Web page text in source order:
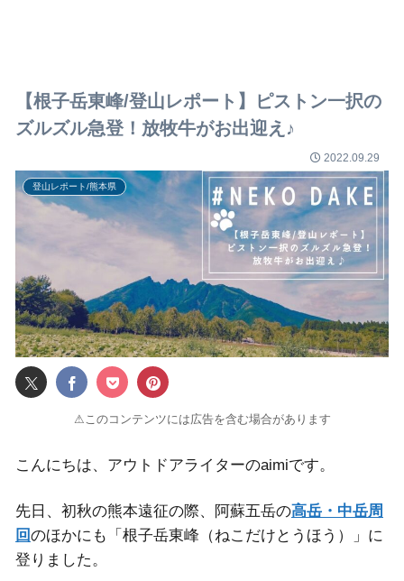
【根子岳東峰/登山レポート】ピストン一択の
ズルズル急登！放牧牛がお出迎え♪
2022.09.29
登山レポート/熊本県
⚠このコンテンツには広告を含む場合があります
こんにちは、アウトドアライターのaimiです。
先日、初秋の熊本遠征の際、阿蘇五岳の高岳・中岳周
回のほかにも「根子岳東峰（ねこだけとうほう）」に
登りました。